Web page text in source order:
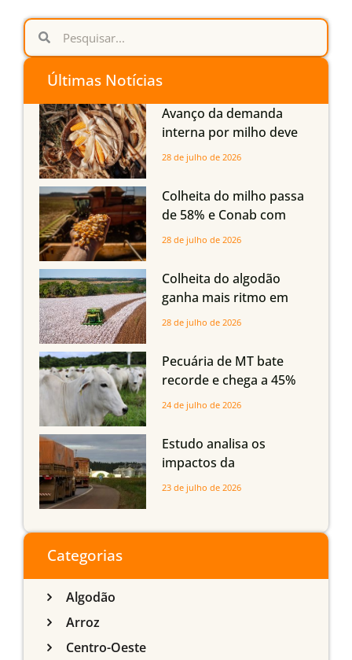
Últimas Notícias
Avanço da demanda
interna por milho deve
compensar aumento da
em Mato Grosso, aponta
Imea
28 de julho de 2026
Colheita do milho passa
de 58% e Conab com
boas produtividades em
quedas em Tocantins,
Maranhão e Piauí
28 de julho de 2026
Colheita do algodão
ganha mais ritmo em
Mato Grosso, Mato
Maranhão
28 de julho de 2026
Pecuária de MT bate
recorde e chega a 45%
dos bovinos abatidos
24 de julho de 2026
Estudo analisa os
impactos da
infraestrutura logística
do Sul
23 de julho de 2026
Categorias
Algodão
Arroz
Centro-Oeste